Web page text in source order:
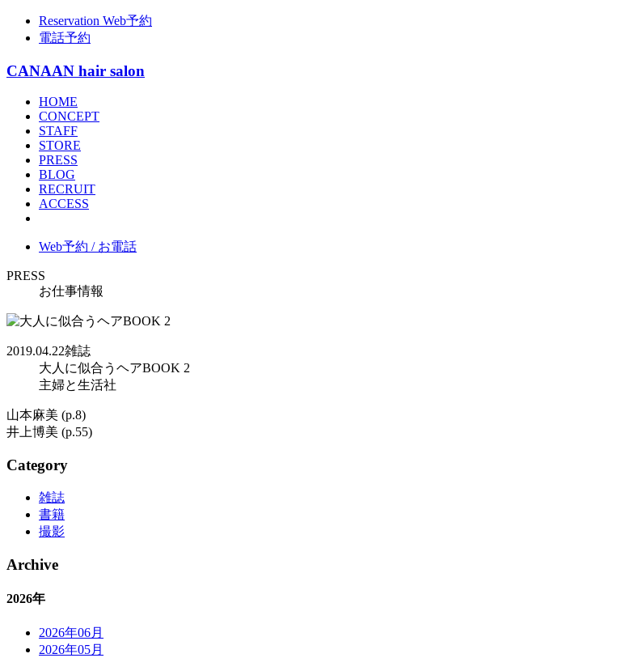
Reservation Web予約
電話予約
CANAAN hair salon
HOME
CONCEPT
STAFF
STORE
PRESS
BLOG
RECRUIT
ACCESS
Web予約 / お電話
PRESS
お仕事情報
2019.04.22雑誌
大人に似合うヘアBOOK 2
主婦と生活社
山本麻美 (p.8)
井上博美 (p.55)
Category
雑誌
書籍
撮影
Archive
2026年
2026年06月
2026年05月